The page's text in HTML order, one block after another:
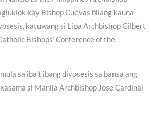
kay Bishop Cuevas bilang kauna-
katuwang si Lipa Archbishop Gilbert
Bishops’ Conference of the
sa iba’t ibang diyosesis sa bansa ang
si Manila Archbishop Jose Cardinal